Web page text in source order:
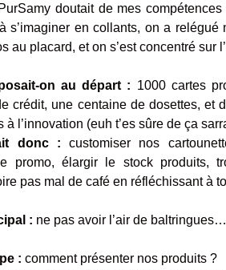
doutait de mes
s’imaginer en collants, on a relégué
au placard, et on s’est concentré sur
on au départ : 1000 cartes
crédit, une centaine de dosettes, et
à l’innovation (euh t’es sûre de ça
donc : customiser nos
promo, élargir le stock produits,
pas mal de café en réfléchissant à
: ne pas avoir l’air de baltringues…
: comment présenter nos produits ?